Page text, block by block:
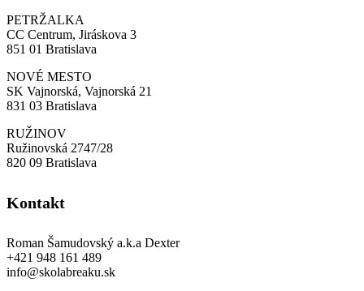
PETRŽALKA
CC Centrum, Jiráskova 3
851 01 Bratislava
NOVÉ MESTO
SK Vajnorská, Vajnorská 21
831 03 Bratislava
RUŽINOV
Ružinovská 2747/28
820 09 Bratislava
Kontakt
Roman Šamudovský a.k.a Dexter
+421 948 161 489
info@skolabreaku.sk